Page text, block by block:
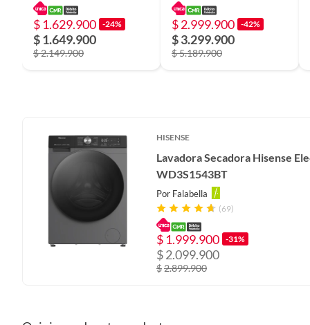
Tipo de carga
Número de programas 10
Cantidad de paquetes
Voltaje
$ 1.629.900 -24%
$ 1.649.900
$ 2.149.900
$ 2.999.900 -42%
$ 3.299.900
$ 5.189.900
HISENSE
Lavadora Secadora Hisense
WD3S1543BT
Por Falabella
(69)
$ 1.999.900 -31%
$2.099.900
$2.899.900